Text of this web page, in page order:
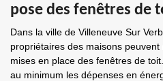
pose des fenêtres de
Dans la ville de Villeneuve Sur
propriétaires des maisons
mises en place des fenêtres de
au minimum les dépenses en